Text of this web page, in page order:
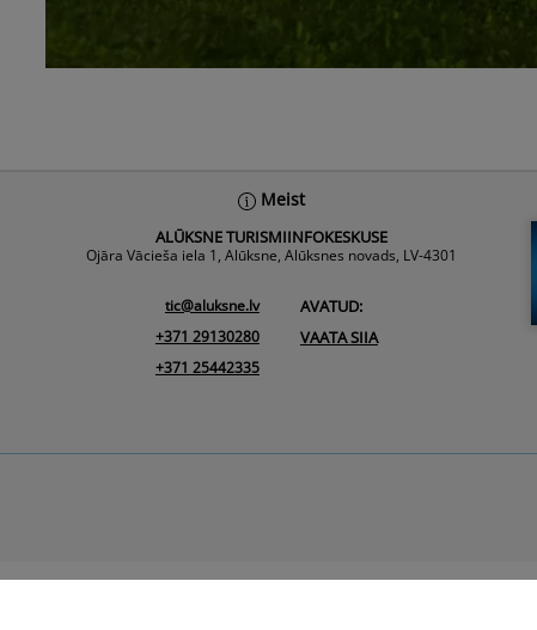
Meist
ALŪKSNE TURISMIINFOKESKUSE
Ojāra Vācieša iela 1, Alūksne, Alūksnes novads, LV-4301
tic@aluksne.lv
+371 29130280
+371 25442335
AVATUD:
VAATA SIIA